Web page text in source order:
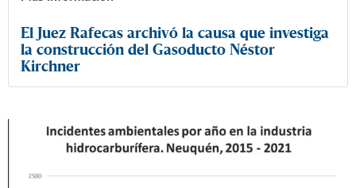
El Juez Rafecas archivó la causa que investiga
la construcción del Gasoducto Néstor
Kirchner